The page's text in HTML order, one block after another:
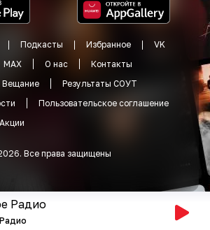
Подкасты Избранное
VK
MAX О нас
Контакты
Вещание
Результаты СОУТ
Пользовательское соглашение
Акции
. Все права защищены
Радио